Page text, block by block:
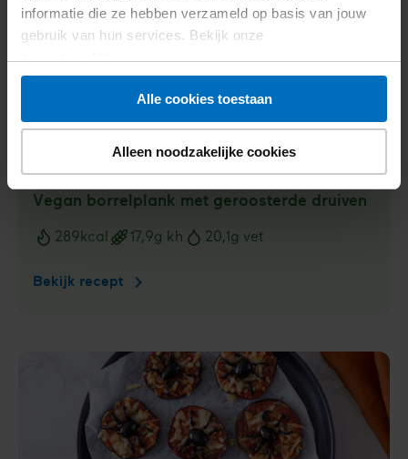
informatie die ze hebben verzameld op basis van jouw
gebruik van hun services. Bekijk onze
Alle cookies toestaan
Alleen noodzakelijke cookies
Vegan borrel­plank met geroos­terde druiven
289kcal 17,9g kh 20,1 g vet
Bekijk recept Vegan
geroos­
terde
druiven